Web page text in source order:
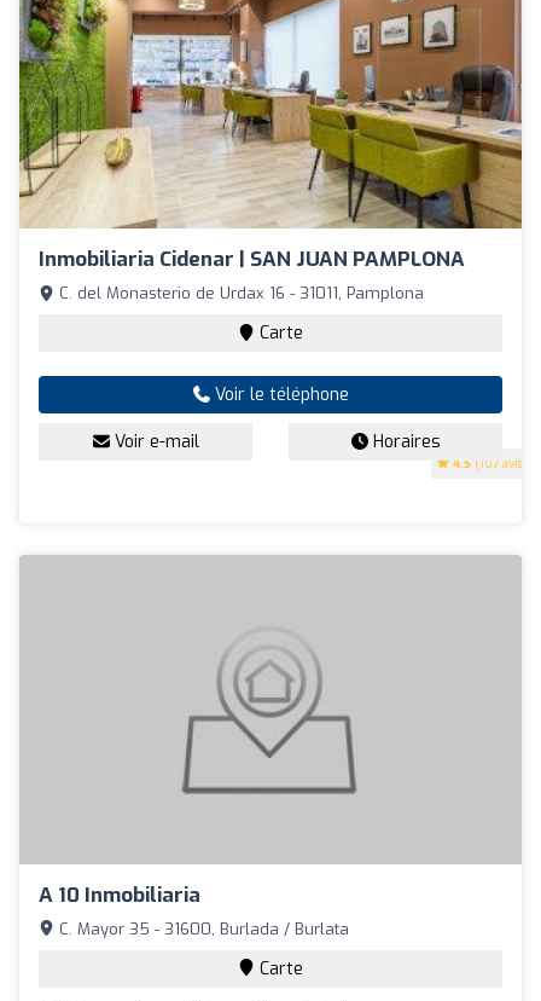
Inmobiliaria Cidenar | SAN JUAN PAMPLONA
4.5 (107 avis)
C. del Monasterio de Urdax 16 - 31011, Pamplona
Carte
Voir le téléphone
Voir e-mail Horaires
A 10 Inmobiliaria
C. Mayor 35 - 31600, Burlada / Burlata
Carte